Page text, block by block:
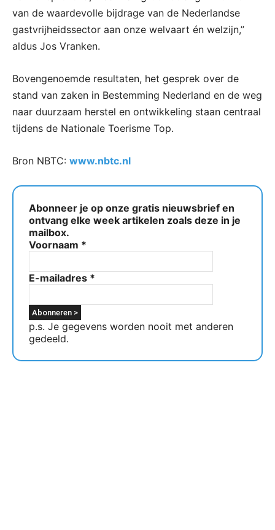
van de waardevolle bijdrage van de Nederlandse
gastvrijheidssector aan onze welvaart én welzijn,”
aldus Jos Vranken.
Bovengenoemde resultaten, het gesprek over de
stand van zaken in Bestemming Nederland en de weg
naar duurzaam herstel en ontwikkeling staan centraal
tijdens de Nationale Toerisme Top.
Bron NBTC: www.nbtc.nl
Abonneer je op onze gratis nieuwsbrief en
ontvang elke week artikelen zoals deze in je
mailbox.
Voornaam *
E-mailadres *
p.s. Je gegevens worden nooit met anderen
gedeeld.